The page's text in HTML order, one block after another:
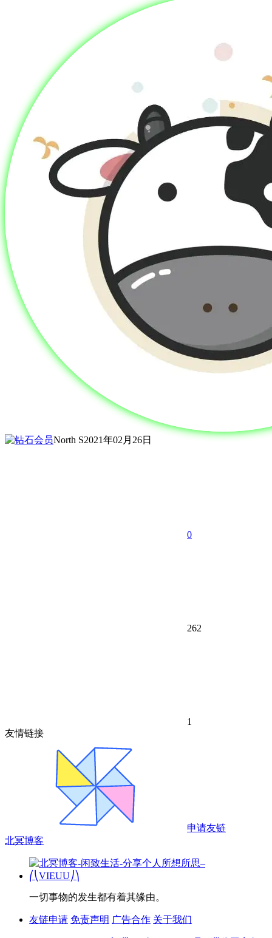
North S2021年02月26日
0
262
1
友情链接
申请友链
北冥博客
一切事物的发生都有着其缘由。
友链申请 免责声明 广告合作 关于我们